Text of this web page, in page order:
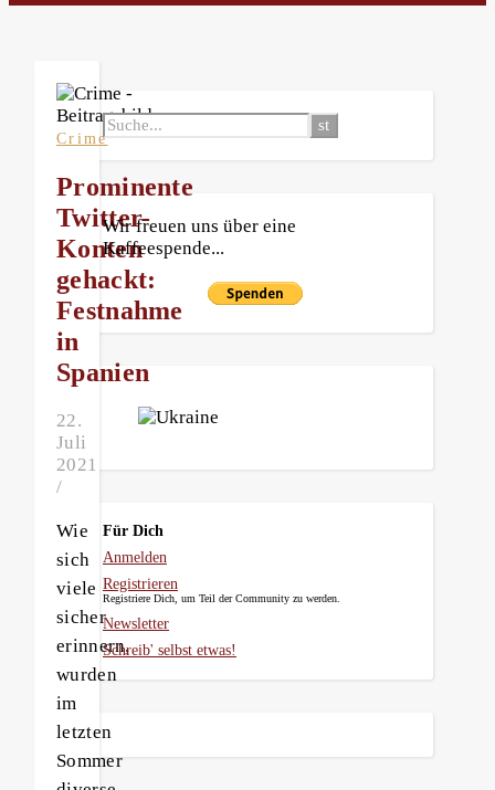
Crime
Prominente
Twitter-
Konten
gehackt:
Festnahme
in
Spanien
22.
Juli
2021
/
Wie
sich
viele
sicher
erinnern,
wurden
im
letzten
Sommer
Wir freuen uns über eine
Kaffeespende...
Für Dich
Anmelden
Registrieren
Registriere Dich, um Teil der Community zu werden.
Newsletter
Schreib' selbst etwas!